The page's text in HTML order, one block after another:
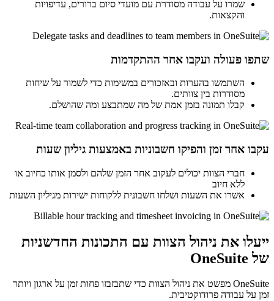
שמרו על עבודה מסודרת עם מועדי סיום ברורים, עדיפויות
והקצאות.
שתפו פעולה ועקבו אחר ההתקדמות
השתמשו בהערות ובאזכורים במשימות כדי לשמור על שיחות
מסודרות בין צוותים.
קבלו תמונה בזמן אמת של מה שמתבצע ומה שהושלם.
עקבו אחר זמן והפיקו חשבוניות באמצעות גיליון שעות
חברי הצוות יכולים לעקוב אחר הזמן שלהם ולסמן אותו כחיוב או
ללא חיוב
אשרו את השעות ושלחו חשבונית ללקוחות ישירות מגיליון השעות
ייעלו את ניהול הצוות עם התכונות החדשניות
של OneSuite
OneSuite מפשט את ניהול הצוות כדי שתבזבזו פחות זמן על ארגון ויותר
זמן על עבודה פרודוקטיבית.